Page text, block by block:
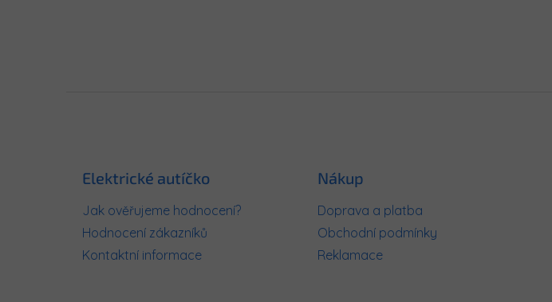
Elektrické autíčko
Jak ověřujeme hodnocení?
Hodnocení zákazníků
Kontaktní informace
Nákup
Doprava a platba
Obchodní podmínky
Reklamace